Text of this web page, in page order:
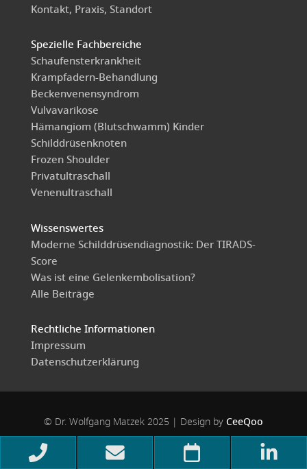
Kontakt, Praxis, Standort
Spezielle Fachbereiche
Schaufensterkrankheit
Krampfadern-Behandlung
Beckenvenensyndrom
Vulvavarikose
Hämangiom (Blutschwamm) Kinder
Schilddrüsenknoten
Frozen Shoulder
Privatultraschall
Venenultraschall
Wissenswertes
Moderne Schilddrüsendiagnostik: Der TIRADS-
Score
Was ist eine Gelenkembolisation?
Alle Beiträge
Rechtliche Informationen
Impressum
Datenschutzerklärung
© Dr. Wolfgang Matzek 2025 | Design by CeeQoo